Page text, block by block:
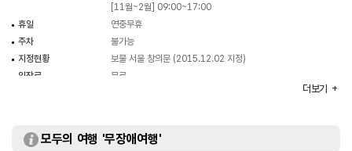
쌍의 누혈(漏穴) 장식은 연잎 모양으로 맵시 있게 조각되어 이 성문의 건축
단장에 매력을 더해주고 있다. 그리고 성문의 무지개 모양 월단 맨 위에는 봉황
한 쌍이 아름답게 새겨져 있는데, 속설에 의하면 닭 모양을 그린 것으로 창의문
밖 지형이 지네처럼 생겼으므로 지네의 천적인 닭을 그려 넣은 것이라고 한다.
[11월~2월] 09:00~17:00
휴일
연중무휴
주차
불가능
지정현황
보물 서울 창의문 (2015.12.02 지정)
입장료
무료
더보기
모두의 여행 '무장애여행'